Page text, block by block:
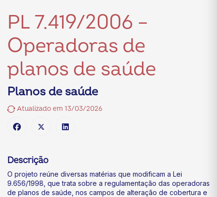
PL 7.419/2006 –
Operadoras de
planos de saúde
Planos de saúde
Atualizado em 13/03/2026
Descrição
O projeto reúne diversas matérias que modificam a Lei
9.656/1998, que trata sobre a regulamentação das operadoras
de planos de saúde, nos campos de alteração de cobertura e